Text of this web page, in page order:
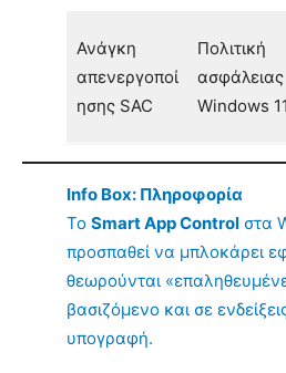
Ανάγκη
απενεργοποί
ησης SAC
Πολιτική
ασφάλειας
Windows 11
Info Box: Πληροφορία
Το Smart App Control στα
προσπαθεί να μπλοκάρει
θεωρούνται
βασιζόμενο και σε
υπογραφή.